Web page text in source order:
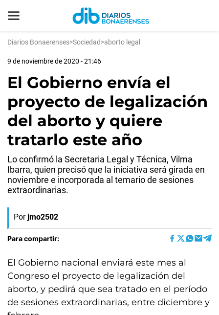
Diarios Bonaerenses>Sociedad>aborto legal
9 de noviembre de 2020 - 21:46
El Gobierno envía el
proyecto de legalización
del aborto y quiere
tratarlo este año
Lo confirmó la Secretaria Legal y Técnica, Vilma
Ibarra, quien precisó que la iniciativa será girada en
noviembre e incorporada al temario de sesiones
extraordinarias.
Por jmo2502
Para compartir:
El Gobierno nacional enviará este mes al
Congreso el proyecto de legalización del
aborto, y pedirá que sea tratado en el período
de sesiones extraordinarias, entre diciembre y